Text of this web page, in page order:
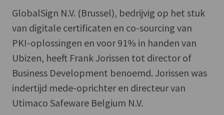
GlobalSign N.V. (Brussel), bedrijvig op het stuk
van digitale certificaten en co-sourcing van
PKI-oplossingen en voor 91% in handen van
Ubizen, heeft Frank Jorissen tot director of
Business Development benoemd. Jorissen was
indertijd mede-oprichter en directeur van
Utimaco Safeware Belgium N.V.